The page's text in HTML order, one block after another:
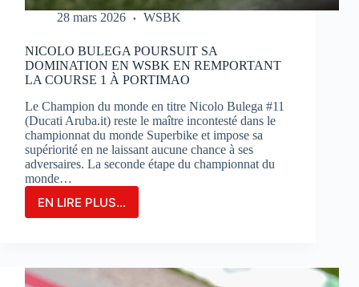
28 mars 2026 WSBK
NICOLO BULEGA POURSUIT SA
DOMINATION EN WSBK EN REMPORTANT
LA COURSE 1 À PORTIMAO
Le Champion du monde en titre Nicolo Bulega #11
(Ducati Aruba.it) reste le maître incontesté dans le
championnat du monde Superbike et impose sa
supériorité en ne laissant aucune chance à ses
adversaires. La seconde étape du championnat du
monde…
EN LIRE PLUS...
NICOLO
DOMINATION